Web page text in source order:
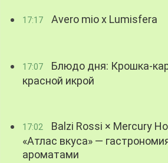
17:17 Avero mio x Lumisfera
17:07
Блюдо дня: Крошка-
красной икрой
17:02
Balzi Rossi × Mercury
«Атлас вкуса» —
ароматами